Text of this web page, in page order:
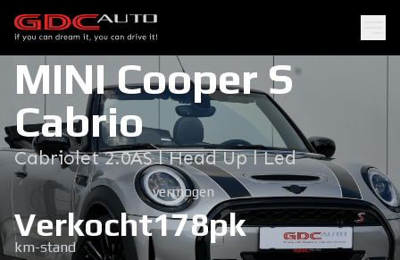
MINI Cooper S
Cabrio
Cabriolet 2.0AS l Head Up l Led
Verkocht
vermogen
178pk
km-stand